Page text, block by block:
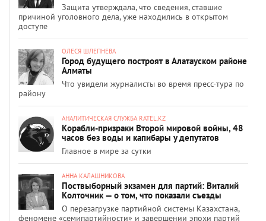
Защита утверждала, что сведения, ставшие
причиной уголовного дела, уже находились в открытом
доступе
ОЛЕСЯ ШЛЕПНЕВА
Город будущего построят в Алатауском районе
Алматы
Что увидели журналисты во время пресс-тура по
району
АНАЛИТИЧЕСКАЯ СЛУЖБА RATEL.KZ
Корабли-призраки Второй мировой войны, 48
часов без воды и капибары у депутатов
Главное в мире за сутки
АННА КАЛАШНИКОВА
Поствыборный экзамен для партий: Виталий
Колточник — о том, что показали съезды
О перезагрузке партийной системы Казахстана,
феномене «семипартийности» и завершении эпохи партий